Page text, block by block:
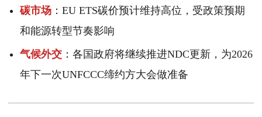
碳市场 ：EU ETS碳价预计维持高位，受政策预期
和能源转型节奏影响
气候外交 ：各国政府将继续推进NDC更新，为2026
年下一次UNFCCC缔约方大会做准备